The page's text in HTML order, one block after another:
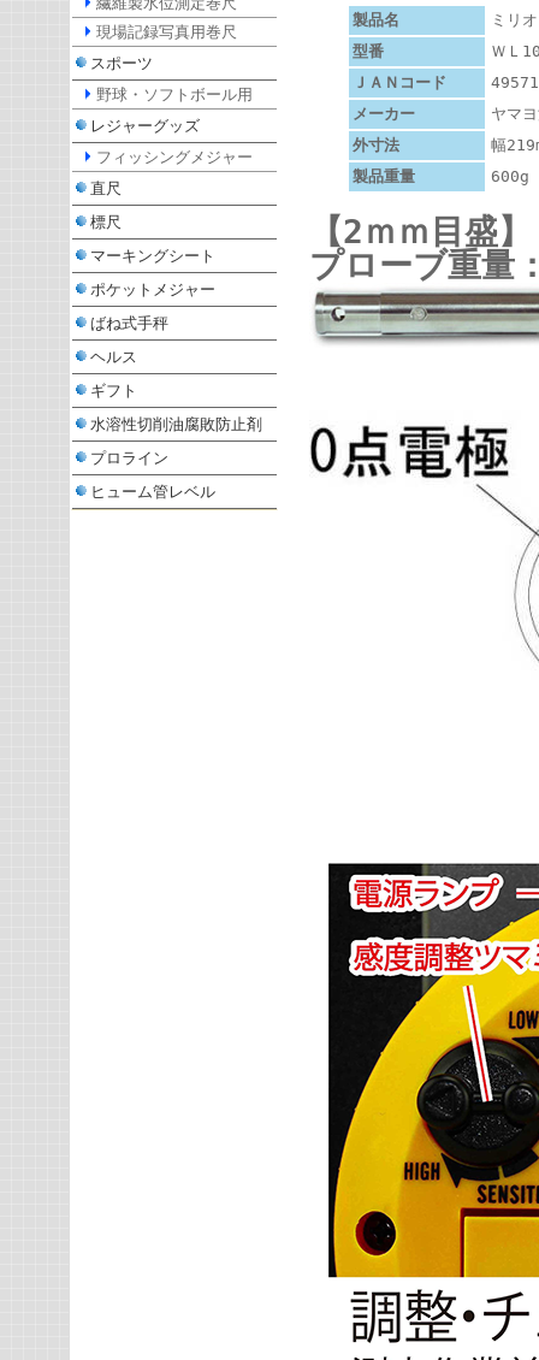
現場記録写真用巻尺
スポーツ
野球・ソフトボール用
レジャーグッズ
フィッシングメジャー
直尺
標尺
マーキングシート
ポケットメジャー
ばね式手秤
ヘルス
ギフト
水溶性切削油腐敗防止剤
プロライン
ヒューム管レベル
製品名
ミリ
型番
ＷＬ
ＪＡＮコード
メーカー
ヤマ
外寸法
幅
製品重量
600g
【2ｍｍ目盛
プローブ重量